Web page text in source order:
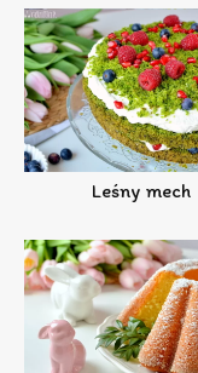
Leśny mech